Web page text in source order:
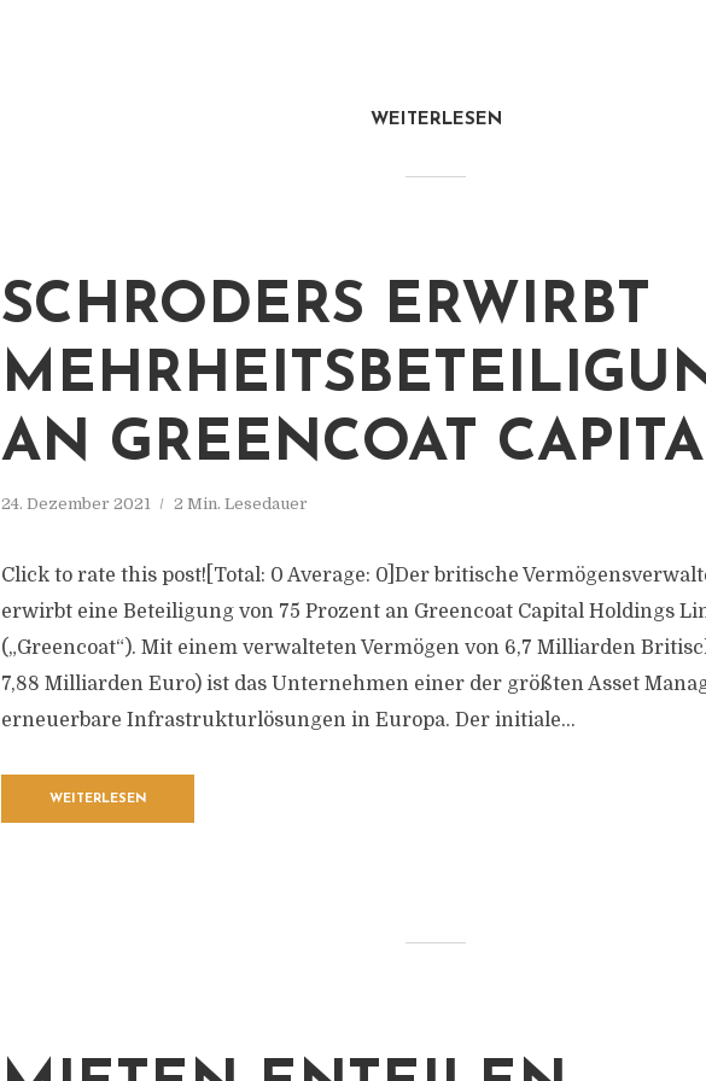
WEITERLESEN
SCHRODERS ERWIRBT
AN GREENCOAT
24. Dezember 2021 2 Min. Lesedauer
Click to rate this post![Total: 0 Average: 0]Der britische
erwirbt eine Beteiligung von 75 Prozent an Greencoat Capital Holdings
(„Greencoat“). Mit einem verwalteten Vermögen von 6,7 Milliarden
7,88 Milliarden Euro) ist das Unternehmen einer der größten Asset
erneuerbare Infrastrukturlösungen in Europa. Der initiale...
WEITERLESEN